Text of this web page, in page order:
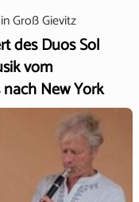
inGroß Gievitz
des Duos Sol
vom
New York